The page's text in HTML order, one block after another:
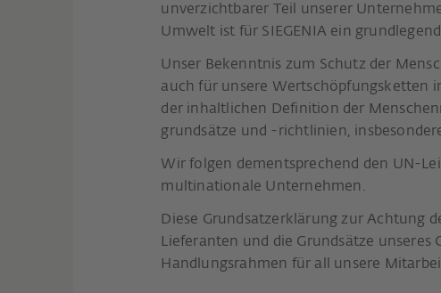
unverzichtbarer Teil unserer
Umwelt ist für SIEGENIA ein
Unser Bekenntnis zum Schutz der
auch für unsere Wertschöpfungsketten
der inhaltlichen Definition der
grundsätze und -richtlinien,
Wir folgen dementsprechend den UN-
multinationale Unternehmen.
Diese Grundsatzerklärung zur Achtung
Lieferanten und die Grundsätze
Handlungsrahmen für all unsere